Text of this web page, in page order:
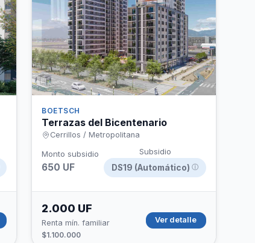
BOETSCH
Terrazas del Bicentenario
Cerrillos / Metropolitana
Monto subsidio
650 UF
Subsidio
DS19 (Automático) ⓘ
2.000 UF
Renta mín. familiar
$1.100.000
Ver detalle